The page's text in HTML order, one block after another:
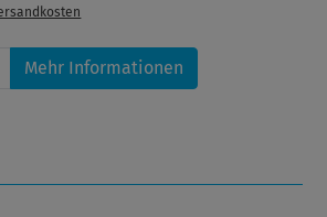
Mehr Informationen